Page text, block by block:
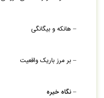
– هانکه و بیگانگی
– بر مرز باریک واقعیت
–نگاه خیره